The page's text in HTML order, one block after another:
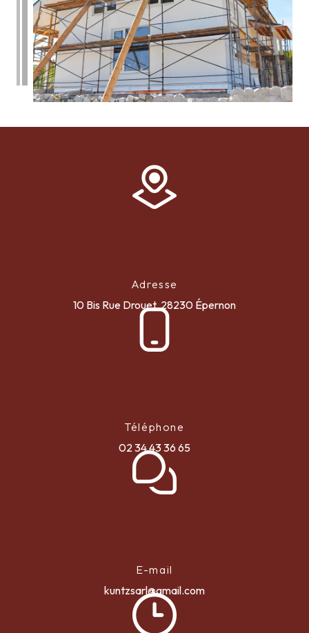
Adresse
10 Bis Rue Drouet, 28230 Épernon
Téléphone
02 34 43 36 65
E-mail
kuntzsarl@gmail.com